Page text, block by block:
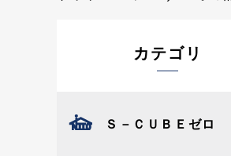
カテゴリ
Ｓ－ＣＵＢＥゼロ